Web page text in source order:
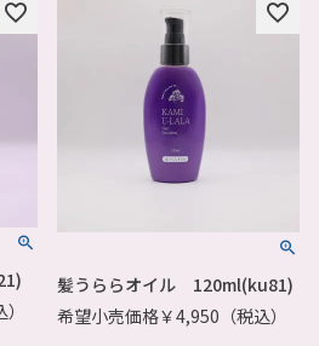
髪うららオイル 120ml(ku81)
希望小売価格￥4,950（税込）